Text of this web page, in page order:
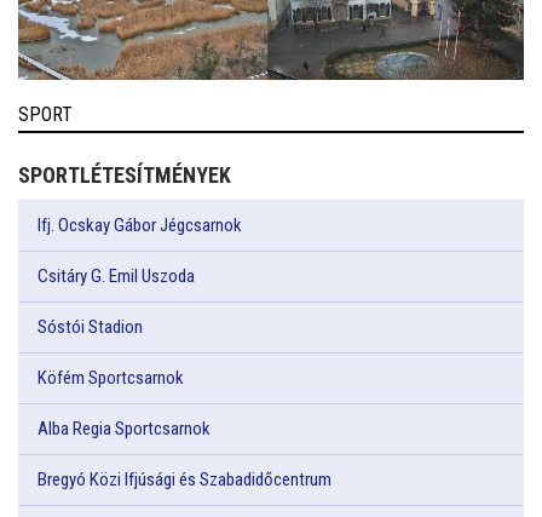
SPORT
SPORTLÉTESÍTMÉNYEK
Ifj. Ocskay Gábor Jégcsarnok
Csitáry G. Emil Uszoda
Sóstói Stadion
Köfém Sportcsarnok
Alba Regia Sportcsarnok
Bregyó Közi Ifjúsági és Szabadidőcentrum